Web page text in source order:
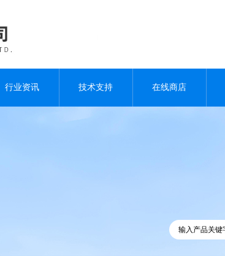
行业资讯 技术支持 在线商店